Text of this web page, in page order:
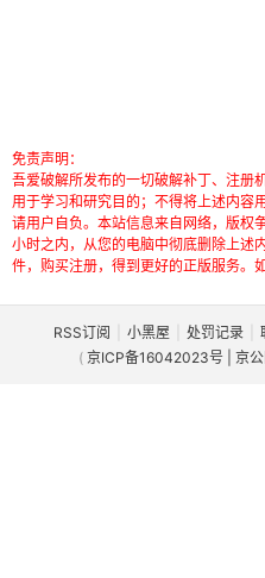
免责声明：
吾爱破解所发布的一切破解补丁、注册
用于学习和研究目的；不得将上述内容
请用户自负。本站信息来自网络，版权
小时之内，从您的电脑中彻底删除上述
件，购买注册，得到更好的正版服务。
RSS订阅 小黑屋 处罚记录
( 京ICP备16042023号 | 京